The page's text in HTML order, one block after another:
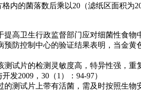
内的菌落数后乘以20（滤纸区面积为
高卫生行政监督部门应对细菌性食物
防控制中心的验证结果表明，当金黄
试片的检测灵敏度高，特异性强，重
发2009，30（1）：94-97）
测试片上带有活菌，需及时按照生物